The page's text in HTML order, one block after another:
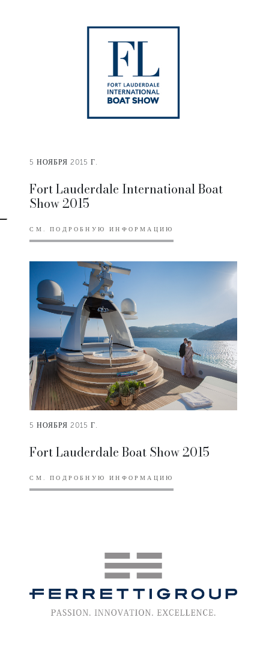
5 НОЯБРЯ 2015 Г.
Fort Lauderdale International Boat
Show 2015
СМ. ПОДРОБНУЮ ИНФОРМАЦИЮ
5 НОЯБРЯ 2015 Г.
Fort Lauderdale Boat Show 2015
СМ. ПОДРОБНУЮ ИНФОРМАЦИЮ